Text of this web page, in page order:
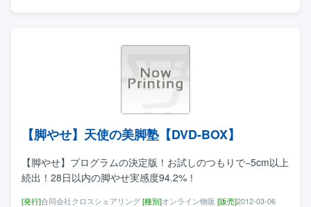
【脚やせ】天使の美脚塾【DVD-BOX】
【脚やせ】プログラムの決定版！お試しのつもりで−5cm以上
続出！28日以内の脚やせ実感度94.2%！
[発行]合同会社クロスシェアリング[種別]オンライン物販 [販売]2012-03-06